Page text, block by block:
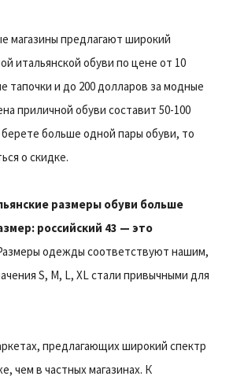
магазины предлагают широкий
итальянской обуви по цене от 10
тапочки и до 200 долларов за модные
приличной обуви составит 50-100
больше одной пары обуви, то
о скидке.
размеры обуви больше
российский 43 — это
одежды соответствуют нашим,
S, M, L, XL стали привычными для
предлагающих широкий спектр
чем в частных магазинах. К